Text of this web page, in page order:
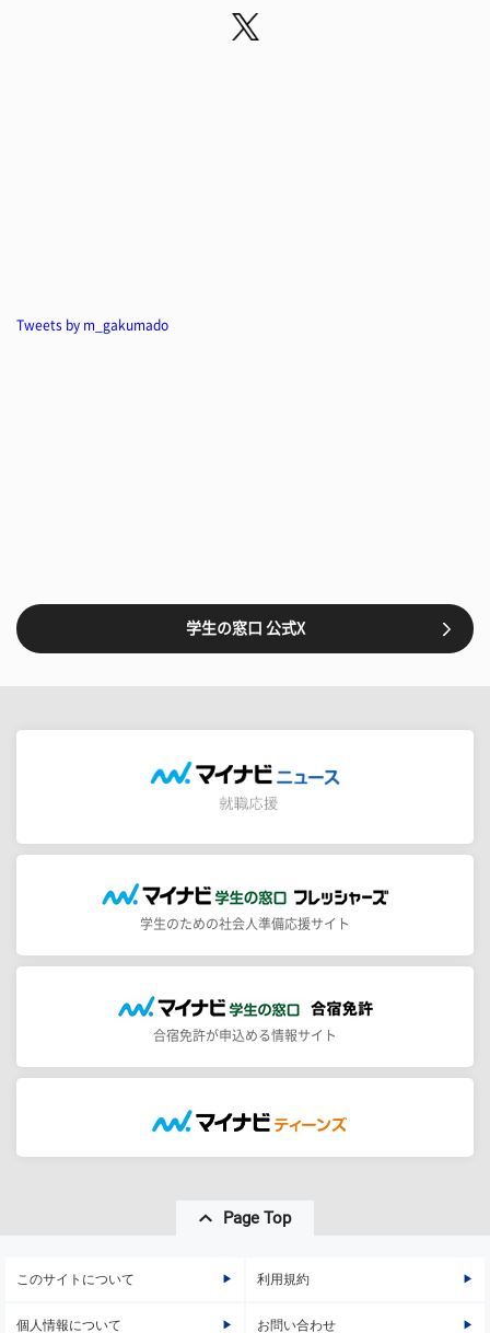
Tweets by m_gakumado
学生の窓口 公式X
学生のための社会人準備応援サイト
合宿免許が申込める情報サイト
Page Top
このサイトについて 利用規約
個人情報について お問い合わせ